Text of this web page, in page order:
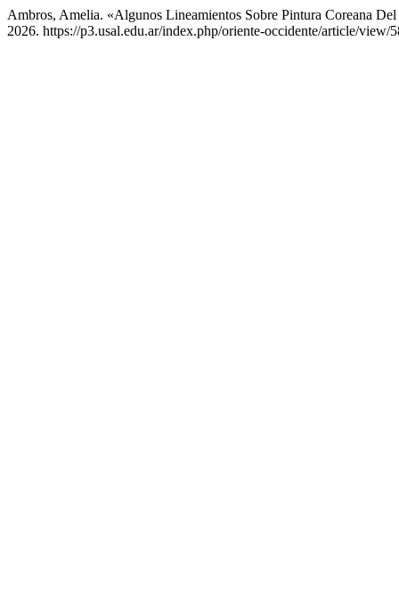
Ambros, Amelia. «Algunos Lineamientos Sobre Pintura Coreana
2026. https://p3.usal.edu.ar/index.php/oriente-occidente/article/view/